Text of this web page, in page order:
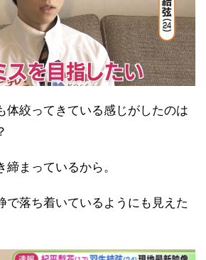
体絞ってきている感じがしたのは
まっているから。
で落ち着いているようにも見えた